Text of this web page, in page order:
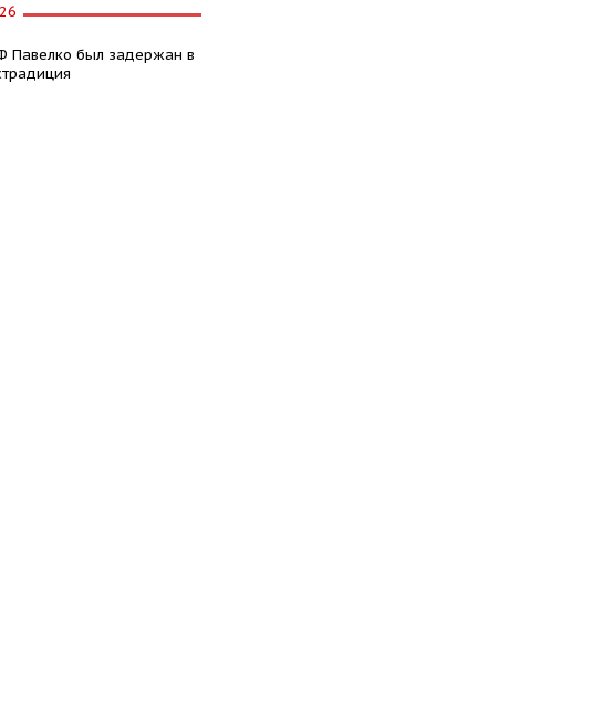
Павелко был задержан в